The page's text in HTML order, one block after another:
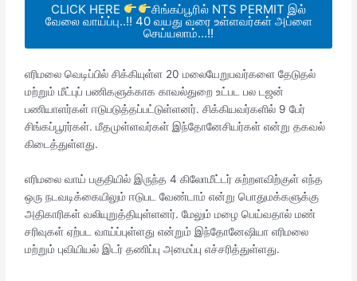
CLICK HERE சிங்கப்பூரில் NTS PERMIT இல்
வேலை வாய்ப்பு..!! 40 வயது வரை உள்ளவர்கள் அப்ளை
செய்யலாம்…!!
எரிமலை வெடிப்பில் சிக்கியுள்ள 20 மலையேறுபவர்களை தேடுதல்
மற்றும் மீட்புப் பணிகளுக்காக காவல்துறை உட்பட பல டஜன்
பணியாளர்கள் ஈடுபடுத்தப்பட்டுள்ளனர். சிக்கியவர்களில் 9 பேர்
சிங்கப்பூரர்கள். மீதமுள்ளவர்கள் இந்தோனேசியர்கள் என்று தகவல்
கிடைத்துள்ளது.
எரிமலை வாய் பகுதியில் இருந்த 4 கிலோமீட்டர் சுற்றளவிற்குள் எந்த
ஒரு நடவடிக்கையிலும் ஈடுபட வேண்டாம் என்று பொதுமக்களுக்கு
அதிகாரிகள் வலியுறுத்தியுள்ளனர். மேலும் மழை பெய்வதால் மண்
சரிவுகள் ஏற்பட வாய்ப்புள்ளது என்றும் இந்தோனேஷியா எரிமலை
மற்றும் புவியியல் இடர் தணிப்பு அமைப்பு எச்சரித்துள்ளது.